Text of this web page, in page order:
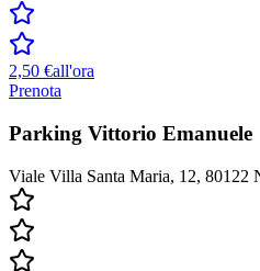
2,50 €all'ora
Prenota
Parking Vittorio Emanuele
Viale Villa Santa Maria, 12, 80122